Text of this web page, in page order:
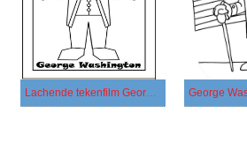
Lachende tekenfilm George Washington